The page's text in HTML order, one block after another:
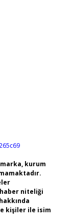
kurum
niteliği
kişiler ile isim